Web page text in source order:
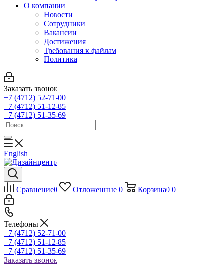
О компании
Новости
Сотрудники
Вакансии
Достижения
Требования к файлам
Политика
Заказать звонок
+7 (4712) 52-71-00
+7 (4712) 51-12-85
+7 (4712) 51-35-69
English
Сравнение0 Отложенные 0 Корзина0 0
Телефоны
+7 (4712) 52-71-00
+7 (4712) 51-12-85
+7 (4712) 51-35-69
Заказать звонок